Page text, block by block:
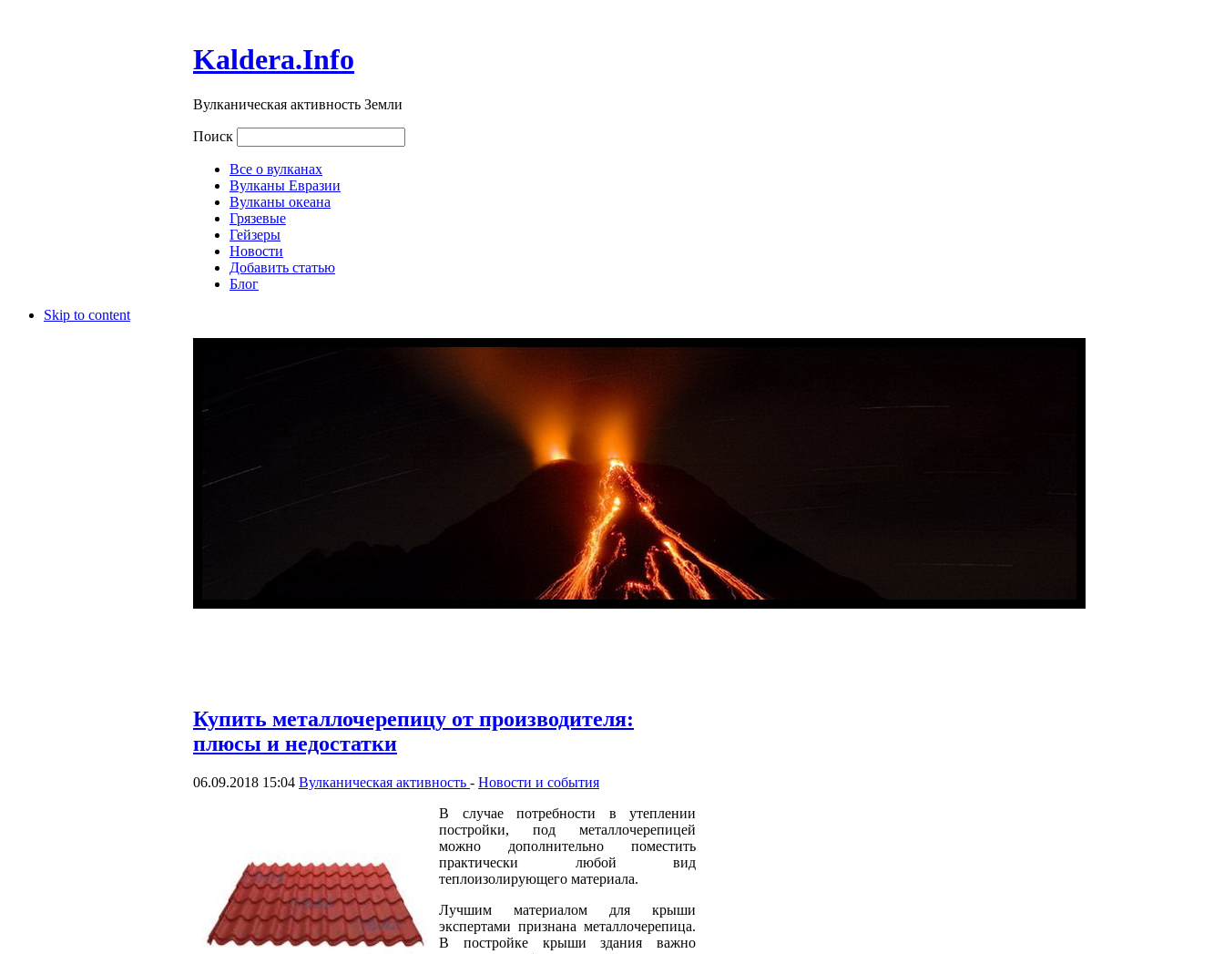
Kaldera.Info
Вулканическая активность Земли
Поиск
Все о вулканах
Вулканы Евразии
Вулканы океана
Грязевые
Гейзеры
Новости
Добавить статью
Блог
Skip to content
Купить металлочерепицу от производителя:
плюсы и недостатки
06.09.2018 15:04 Вулканическая активность - Новости и события
В случае потребности в утеплении
постройки, под металлочерепицей
можно дополнительно поместить
практически любой вид
теплоизолирующего материала.
Лучшим материалом для крыши
экспертами признана металлочерепица.
В постройке крыши здания важно